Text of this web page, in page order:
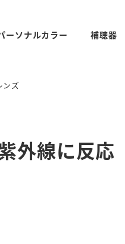
ーソナルカラー 補聴器
ンズ
外線に反応